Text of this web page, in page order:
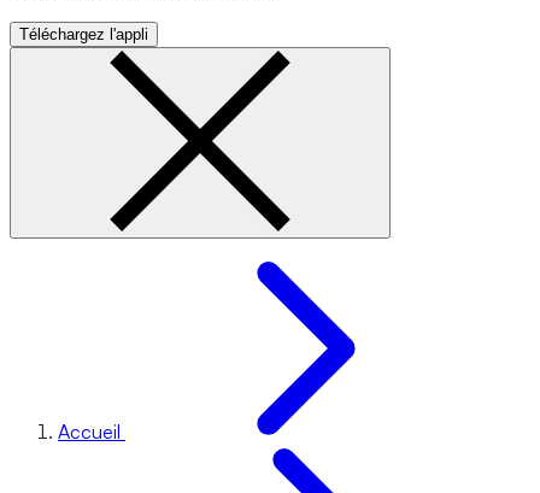
Téléchargez l'appli
Accueil